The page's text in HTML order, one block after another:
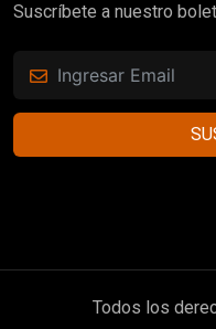
Suscríbete a nuestro
Todos los